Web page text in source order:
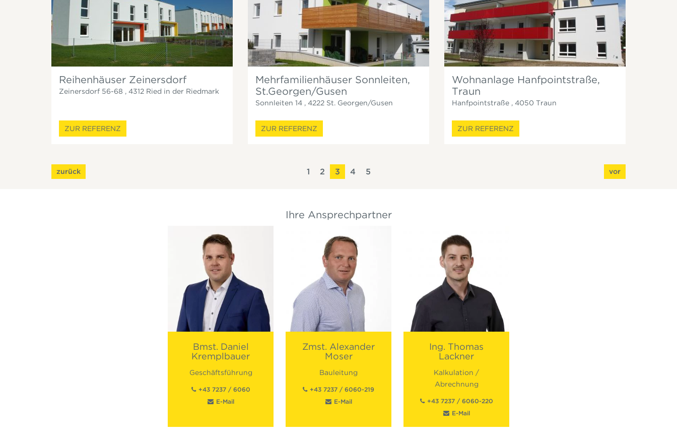
Reihenhäuser Zeinersdorf
Zeinersdorf 56-68 , 4312 Ried in der Riedmark
ZUR REFERENZ
Mehrfamilienhäuser Sonnleiten,
St.Georgen/Gusen
Sonnleiten 14 , 4222 St. Georgen/Gusen
ZUR REFERENZ
Wohnanlage Hanfpointstraße,
Traun
Hanfpointstraße , 4050 Traun
ZUR REFERENZ
zurück 1 2 3 4 5 vor
Ihre Ansprechpartner
Bmst. Daniel
Kremplbauer
Geschäftsführung
+43 7237 / 6060
E-Mail
Zmst. Alexander
Moser
Bauleitung
+43 7237 / 6060-219
E-Mail
Ing. Thomas
Lackner
Kalkulation /
Abrechnung
+43 7237 / 6060-220
E-Mail